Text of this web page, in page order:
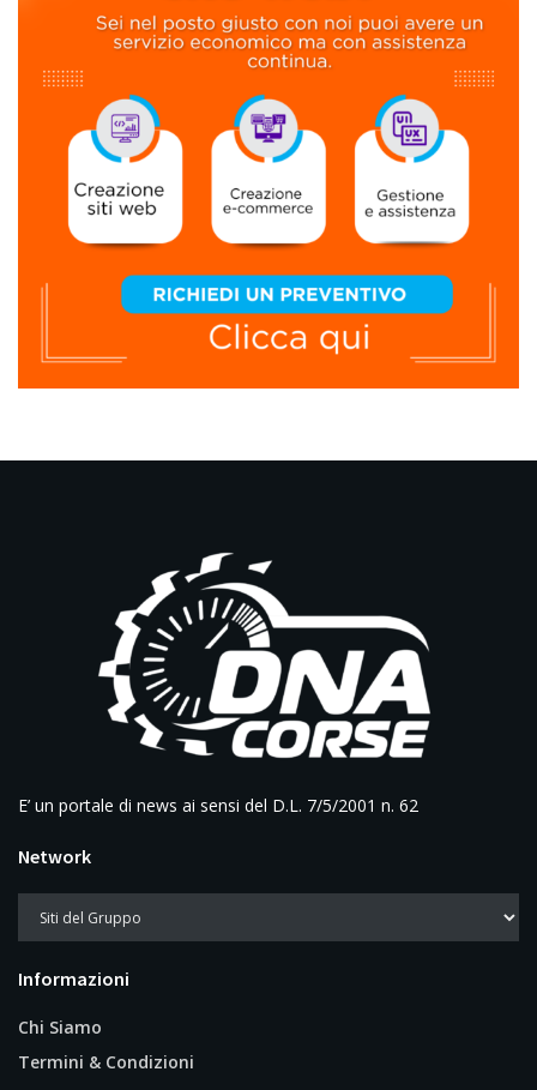
E’ un portale di news ai sensi del D.L. 7/5/2001 n. 62
Network
Informazioni
Chi Siamo
Termini & Condizioni